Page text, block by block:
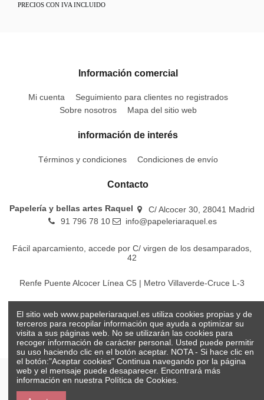
PRECIOS CON IVA INCLUIDO
Información comercial
Mi cuenta
Seguimiento para clientes no registrados
Sobre nosotros
Mapa del sitio web
información de interés
Términos y condiciones Condiciones de envío
Contacto
Papelería y bellas artes Raquel
C/ Alcocer 30, 28041 Madrid
91 796 78 10
info@papeleriaraquel.es
Fácil aparcamiento, accede por C/ virgen de los desamparados,
42
Renfe Puente Alcocer Línea C5 | Metro Villaverde-Cruce L-3
El sitio web www.papeleriaraquel.es utiliza cookies propias y de
terceros para recopilar información que ayuda a optimizar su
visita a sus páginas web. No se utilizarán las cookies para
recoger información de carácter personal. Usted puede permitir
su uso haciendo clic en el botón aceptar. NOTA - Si hace clic en
el botón:"Aceptar cookies" Continua navegando por la página
web y el mensaje puede desaparecer. Encontrará más
información en nuestra Política de Cookies.